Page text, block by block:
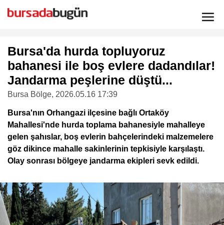
Bursa'da hurda topluyoruz
bahanesi ile boş evlere dadandılar!
Jandarma peşlerine düştü...
Bursa Bölge, 2026.05.16 17:39
Bursa'nın Orhangazi ilçesine bağlı Ortaköy
Mahallesi'nde hurda toplama bahanesiyle mahalleye
gelen şahıslar, boş evlerin bahçelerindeki malzemelere
göz dikince mahalle sakinlerinin tepkisiyle karşılaştı.
Olay sonrası bölgeye jandarma ekipleri sevk edildi.